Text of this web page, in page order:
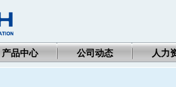
产品中心 公司动态 人力